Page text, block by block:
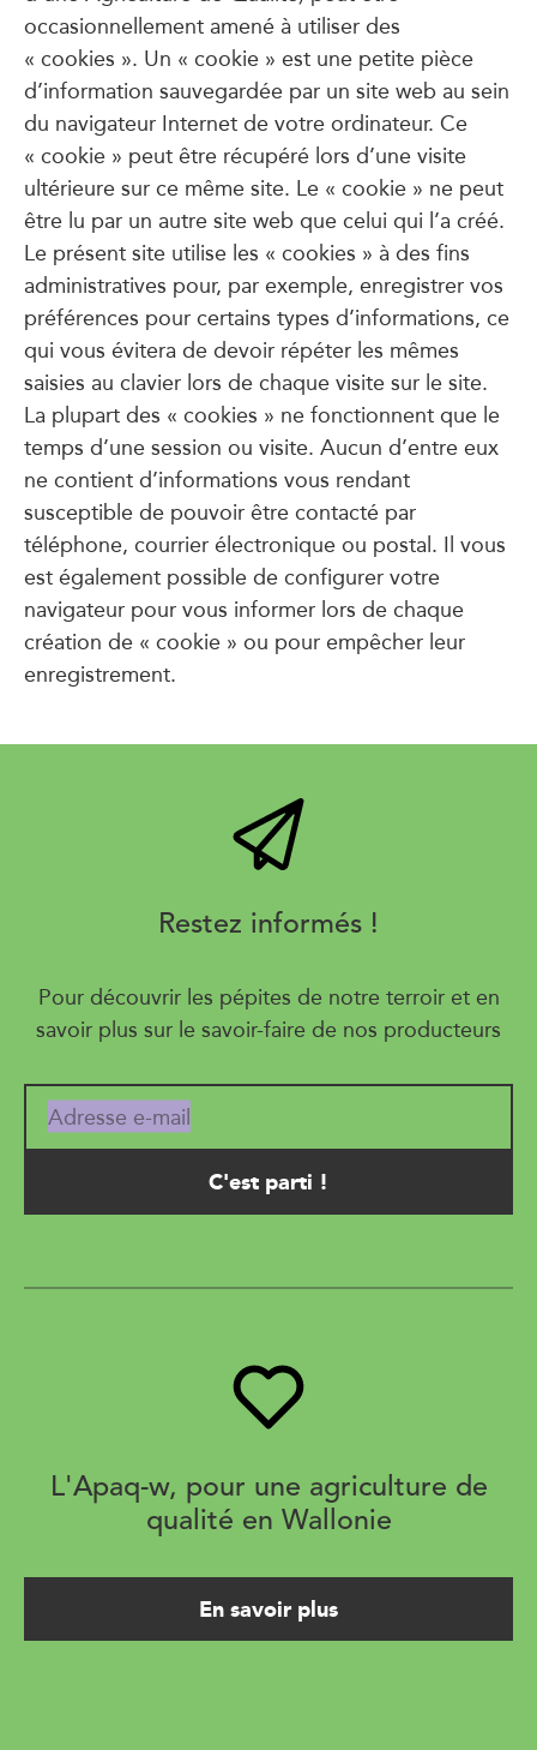
occasionnellement amené à utiliser des
« cookies ». Un « cookie » est une petite pièce
d’information sauvegardée par un site web au sein
du navigateur Internet de votre ordinateur. Ce
« cookie » peut être récupéré lors d’une visite
ultérieure sur ce même site. Le « cookie » ne peut
être lu par un autre site web que celui qui l’a créé.
Le présent site utilise les « cookies » à des fins
administratives pour, par exemple, enregistrer vos
préférences pour certains types d’informations, ce
qui vous évitera de devoir répéter les mêmes
saisies au clavier lors de chaque visite sur le site.
La plupart des « cookies » ne fonctionnent que le
temps d’une session ou visite. Aucun d’entre eux
ne contient d’informations vous rendant
susceptible de pouvoir être contacté par
téléphone, courrier électronique ou postal. Il vous
est également possible de configurer votre
navigateur pour vous informer lors de chaque
création de « cookie » ou pour empêcher leur
enregistrement.
Restez informés !
Pour découvrir les pépites de notre terroir et en
savoir plus sur le savoir-faire de nos producteurs
Adresse e-mail
L'Apaq-w, pour une agriculture de
qualité en Wallonie
En savoir plus